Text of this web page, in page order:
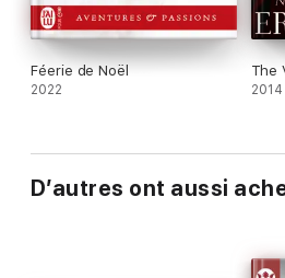
Féerie de Noël
2022
The
2014
D’autres ont aussi